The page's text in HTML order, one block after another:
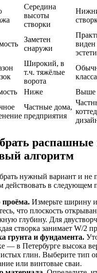
Середина
высоты
створки
Заметен
снаружи
Широкий, в
т.ч. тяжёлые
ворота
Ниже
Выше
Частные дома,
предприятия
распашные
алгоритм
нужный вариант и не
действовать в следующем
проёма. Измерьте ширину
что плоскость
глубину. Для
створка занимает W/2
грунта и фундамента.
— в Петербурге высока
глин. Выберите тип
или винтовые сваи.